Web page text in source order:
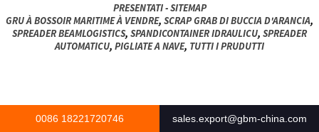
PRESENTATI-SITEMAP
GRU À BOSSOIR MARITIME À VENDRE, SCRAP GRAB DI BUCCIA D'ARANCIA,
SPREADER BEAMLOGISTICS, SPANDICONTAINER IDRAULICU, SPREADER
AUTOMATICU, PIGLIATE A NAVE, TUTTI I PRUDUTTI
0086 18221720746 sales.export@gbm-china.com